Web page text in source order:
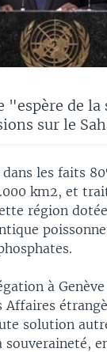
"espère de la
sur le
les faits
km2, et
région
à
solution
souveraineté,